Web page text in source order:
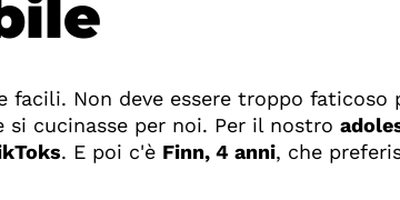
Non deve essere troppo faticoso
si cucinasse per noi. Per il nostro
. E poi c'è Finn, 4 anni, che